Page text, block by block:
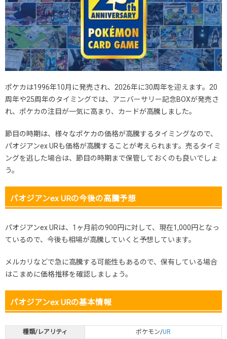
ポケカは1996年10月に発売され、2026年に30周年を迎えます。20
周年や25周年のタイミングでは、アニバーサリー記念BOXが発売さ
れ、ポケカの注目が一気に高まり、カードが高騰しました。
節目の時期は、様々なポケカの価格が高騰するタイミングなので、
パオジアンex URも価格が高騰することが考えられます。売るタイミ
ングを逃した場合は、節目の時期まで保管しておくのも良いでしょ
う。
パオジアンex URの今後の高騰予想
パオジアンex URは、1ヶ月前の900円に対して、現在1,000円となっ
ているので、今後も相場が高騰していくと予想しています。
メルカリなどで急に高騰する可能性もあるので、保有している場合
はこまめに価格推移を確認しましょう。
パオジアンex URの基本情報
種類/レアリティ ポケモン/UR